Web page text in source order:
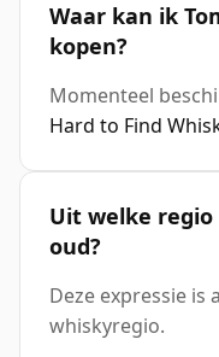
Waar kan ik
kopen?
Momenteel
Hard to Find
Uit welke
oud?
Deze expressie
whiskyregio.